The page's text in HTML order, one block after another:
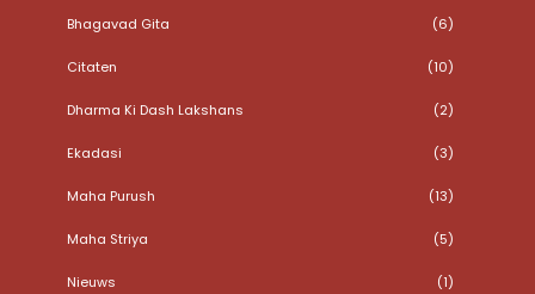
Bhagavad Gita (6)
Citaten (10)
Dharma Ki Dash Lakshans (2)
Ekadasi (3)
Maha Purush (13)
Maha Striya (5)
Nieuws (1)